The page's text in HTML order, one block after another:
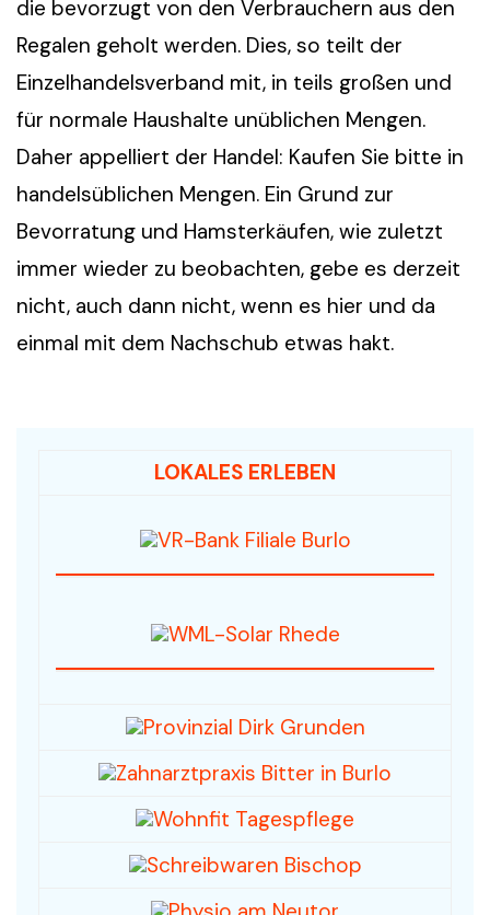
die bevorzugt von den Verbrauchern aus den
Regalen geholt werden. Dies, so teilt der
Einzelhandelsverband mit, in teils großen und
für normale Haushalte unüblichen Mengen.
Daher appelliert der Handel: Kaufen Sie bitte in
handelsüblichen Mengen. Ein Grund zur
Bevorratung und Hamsterkäufen, wie zuletzt
immer wieder zu beobachten, gebe es derzeit
nicht, auch dann nicht, wenn es hier und da
einmal mit dem Nachschub etwas hakt.
LOKALES ERLEBEN